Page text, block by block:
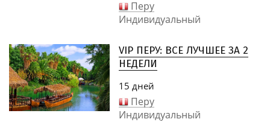
Перу
Индивидуальный
VIP ПЕРУ: ВСЕ ЛУЧШЕЕ ЗА 2
НЕДЕЛИ
15 дней
Перу
Индивидуальный